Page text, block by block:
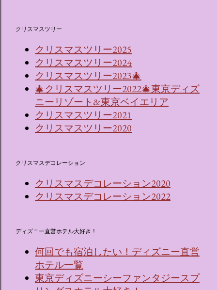
クリスマスツリー
クリスマスツリー2025
クリスマスツリー2024
クリスマスツリー2023🎄
🎄クリスマスツリー2022🎄東京ディズ
ニーリゾート&東京ベイエリア
クリスマスツリー2021
クリスマスツリー2020
クリスマスデコレーション
クリスマスデコレーション2020
クリスマスデコレーション2022
ディズニー直営ホテル大好き！
何回でも宿泊したい！ディズニー直営
ホテル一覧
東京ディズニーシーファンタジースプ